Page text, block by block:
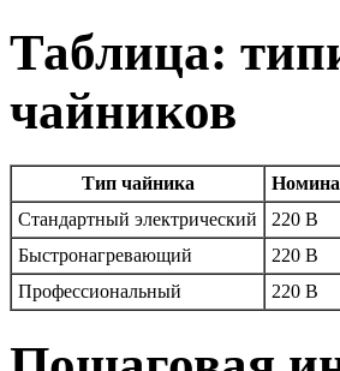
Таблица:
чайников
Тип чайника
Стандартный электрический
220 В
Быстронагревающий
220 В
Профессиональный
220 В